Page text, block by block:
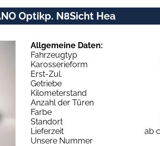
Optikp. N8Sicht Hea
Allgemeine Daten:
Fahrzeugtyp
Karosserieform
Erst-Zul.
Getriebe
Kilometerstand
Anzahl der Türen
Farbe
Standort
Lieferzeit
ab
Unsere Nummer